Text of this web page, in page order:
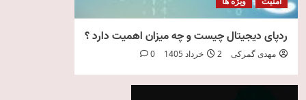
ردپای دیجیتال چیست و چه میزان اهمیت دارد ؟
مهدی گمرکی 2 خرداد 1405 0